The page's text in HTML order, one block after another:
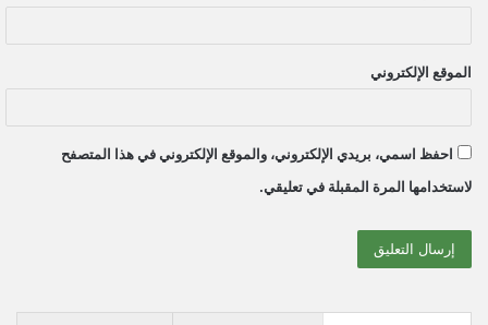
الموقع الإلكتروني
احفظ اسمي، بريدي الإلكتروني، والموقع الإلكتروني في هذا المتصفح
لاستخدامها المرة المقبلة في تعليقي.